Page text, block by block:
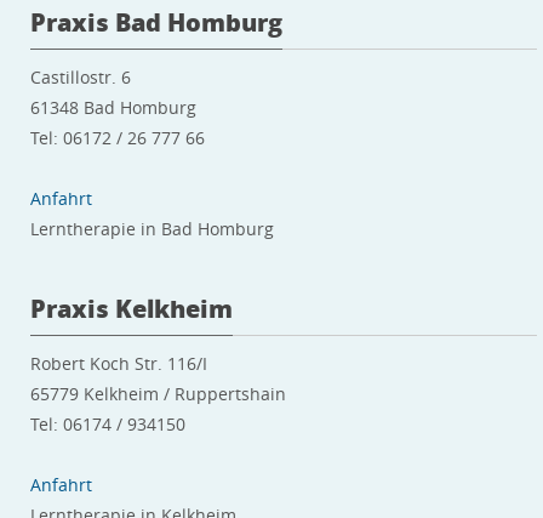
Praxis Bad Homburg
Castillostr. 6
61348 Bad Homburg
Tel: 06172 / 26 777 66
Anfahrt
Lerntherapie in Bad Homburg
Praxis Kelkheim
Robert Koch Str. 116/I
65779 Kelkheim / Ruppertshain
Tel: 06174 / 934150
Anfahrt